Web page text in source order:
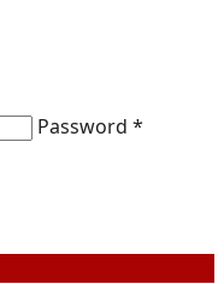
Password *